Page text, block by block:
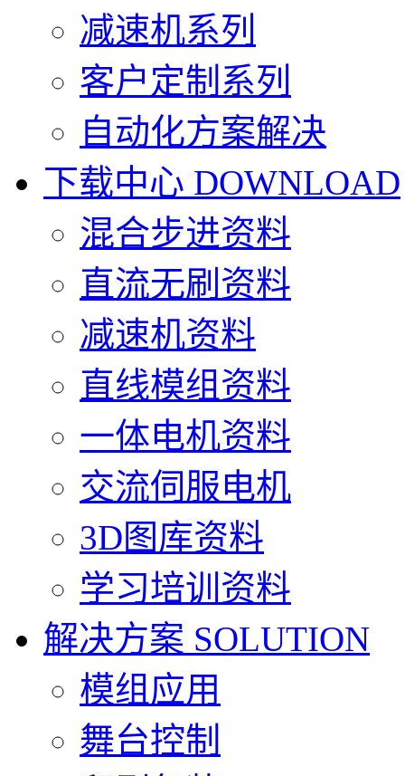
减速机系列
客户定制系列
自动化方案解决
下载中心 DOWNLOAD
混合步进资料
直流无刷资料
减速机资料
直线模组资料
一体电机资料
交流伺服电机
3D图库资料
学习培训资料
解决方案 SOLUTION
模组应用
舞台控制